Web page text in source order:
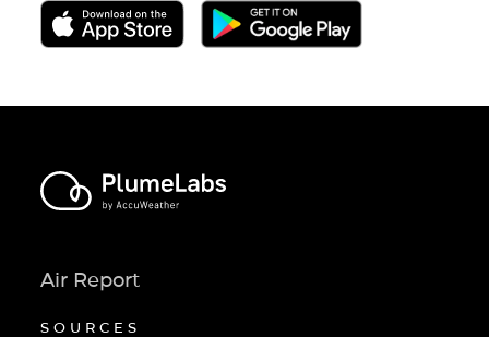
Air Report
SOURCES